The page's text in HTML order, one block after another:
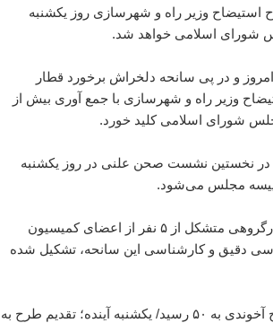
استیضاح وزیر راه و شهرسازی روز یکشنبه
شورای اسلامی خواهد شد.
و در پی سانحه دلخراش برخورد قطار
وزیر راه و شهرسازی با جمع آوری بیش از
در نخستین نشست صحن علنی در روز یکشنبه
مجلس می‌شود.
همچنین در این راستا کارگروهی متشکل از ۵ نفر از اعضای کمیسیون
دقیق و کارشناسی این سانحه، تشکیل شده
امضاهای طرح استیضاح آخوندی به ۵۰ رسید/ یکشنبه آینده؛ تقدیم طرح به